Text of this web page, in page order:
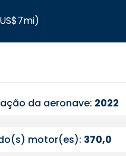
da aeronave: 2022
motor(es): 370,0